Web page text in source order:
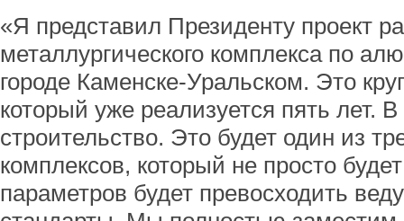
«Я представил Президенту проект
металлургического комплекса по
городе Каменске-Уральском. Это
который уже реализуется пять лет.
строительство. Это будет один из
комплексов, который не просто
параметров будет превосходить